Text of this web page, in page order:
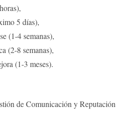
5 días),
(1-4 semanas),
(2-8 semanas),
(1-3 meses).
de Comunicación y Reputación